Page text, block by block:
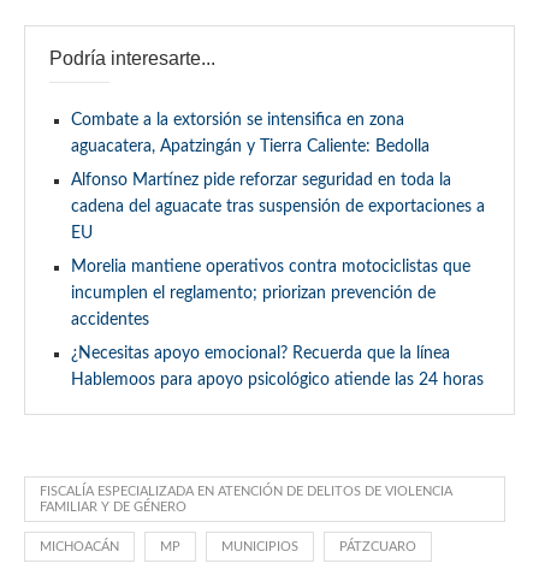
Podría interesarte...
Combate a la extorsión se intensifica en zona
aguacatera, Apatzingán y Tierra Caliente: Bedolla
Alfonso Martínez pide reforzar seguridad en toda la
cadena del aguacate tras suspensión de exportaciones a
EU
Morelia mantiene operativos contra motociclistas que
incumplen el reglamento; priorizan prevención de
accidentes
¿Necesitas apoyo emocional? Recuerda que la línea
Hablemoos para apoyo psicológico atiende las 24 horas
FISCALÍA ESPECIALIZADA EN ATENCIÓN DE DELITOS DE VIOLENCIA
FAMILIAR Y DE GÉNERO
MICHOACÁN MP MUNICIPIOS PÁTZCUARO